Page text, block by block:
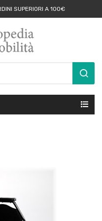
SUPERIORI A 100€